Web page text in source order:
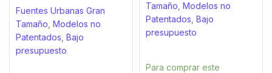
Fuentes Urbanas Gran
Tamaño Modelos no
Patentados Bajo
presupuesto
Tamaño Modelos no
Patentados Bajo
presupuesto
Para comprar este